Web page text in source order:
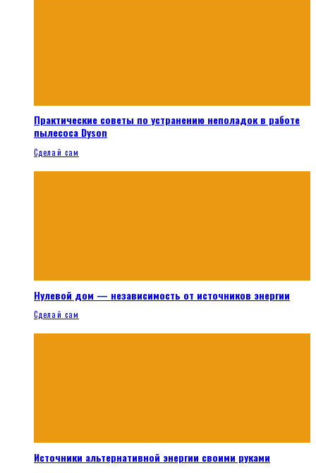
Практические советы по устранению неполадок в работе
пылесоса Dyson
Сделай сам
Нулевой дом — независимость от источников энергии
Сделай сам
Источники альтернативной энергии своими руками